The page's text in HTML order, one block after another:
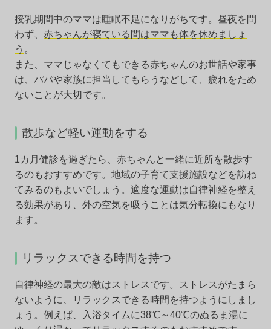
授乳期間中のママは睡眠不足になりがちです。昼夜を問
わず、 赤ちゃんが寝ている間はママも体を休めましょ
う 。
また、ママじゃなくてもできる赤ちゃんのお世話や家事
は、パパや家族に担当してもらうなどして、疲れをため
ないことが大切です。
散歩など軽い運動をする
1カ月健診を過ぎたら、赤ちゃんと一緒に近所を散歩す
るのもおすすめです。地域の子育て支援施設などを訪ね
てみるのもよいでしょう。 適度な運動は自律神経を整え
る効果があり、外の空気を吸うことは気分転換にもなり
ます。
リラックスできる時間を持つ
自律神経の最大の敵はストレスです。ストレスがたまら
ないように、リラックスできる時間を持つようにしまし
ょう。例えば、入浴タイムに38℃～40℃のぬるま湯に